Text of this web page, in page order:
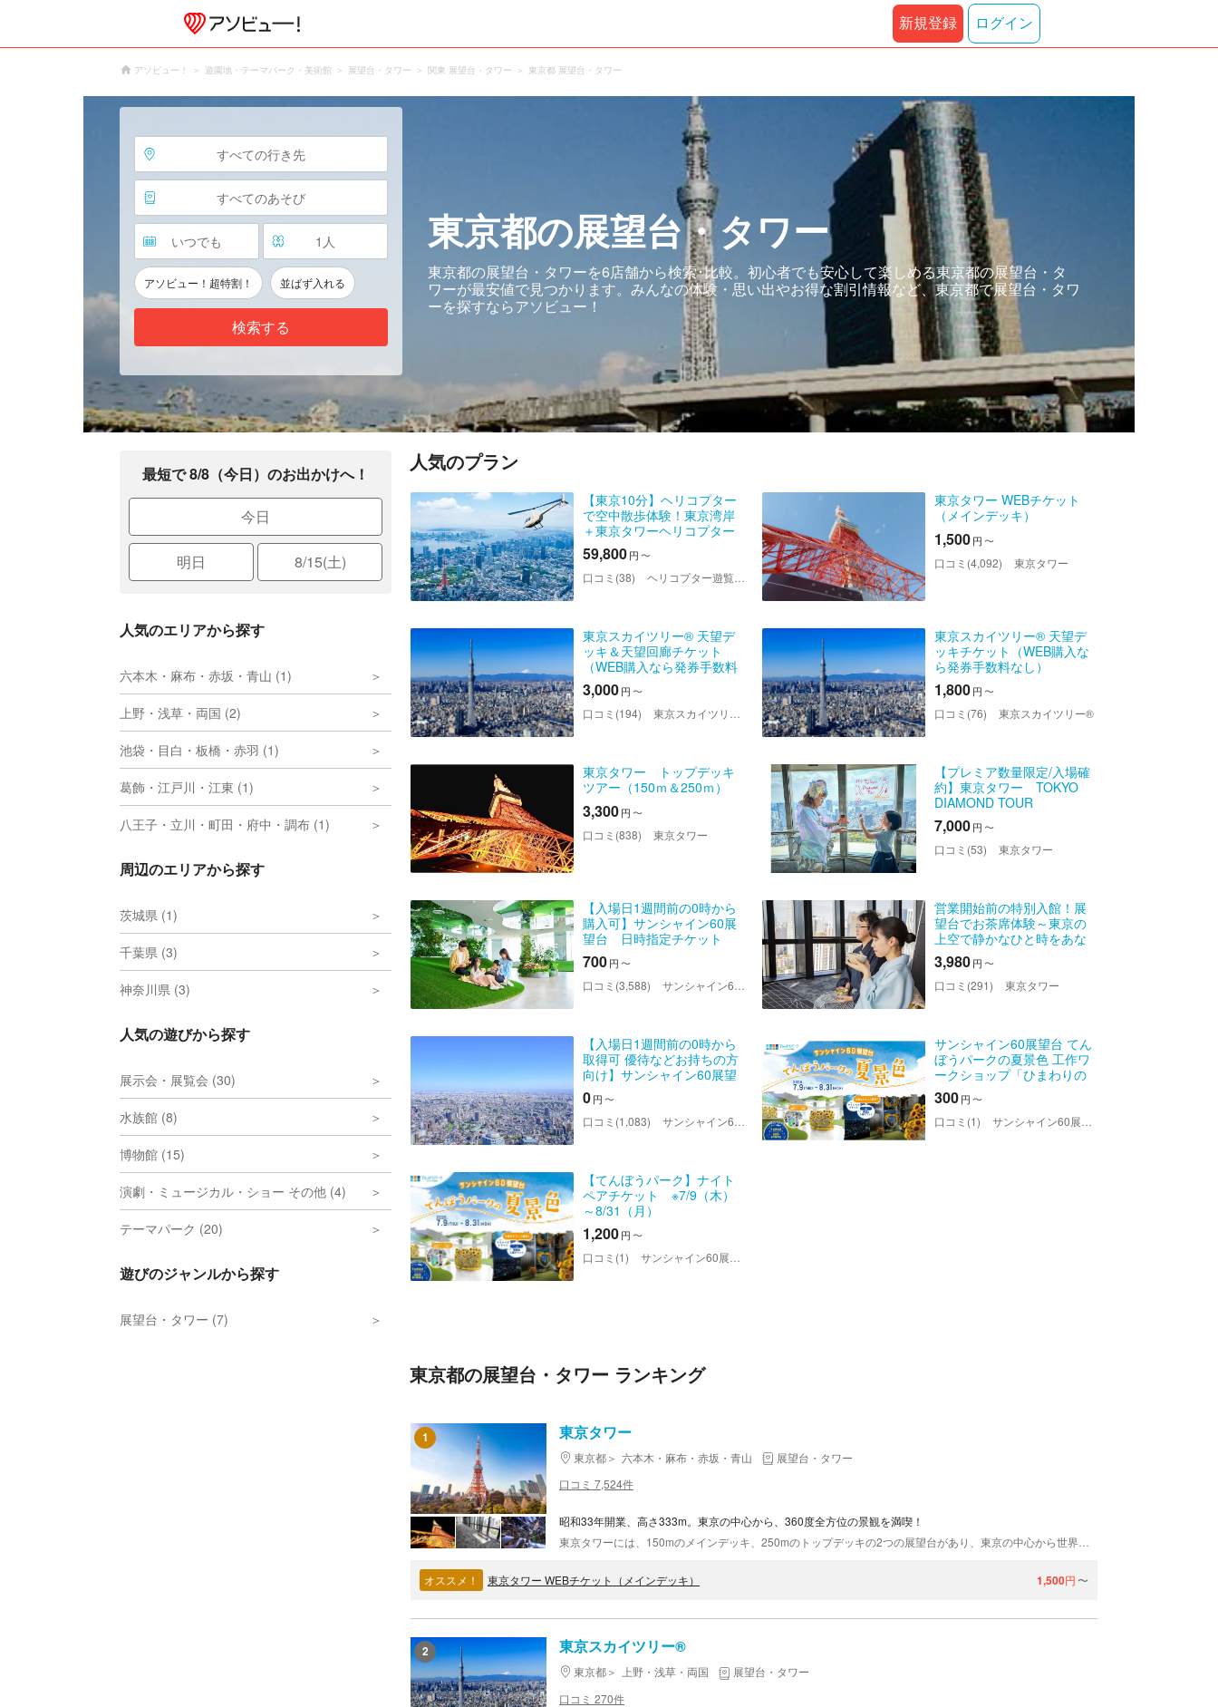
新規登録 ログイン
アソビュー！ 遊園地・テーマパーク・美術館 展望台・タワー 関東 展望台・タワー 東京都 展望台・タワー
すべての行き先
すべてのあそび
いつでも 1 人
アソビュー！超特割！ 並ばず入れる
検索する
東京都の展望台・タワー
東京都の展望台・タワーを6店舗から検索･比較。初心者でも安心して楽しめる東京都の展望台・タ
ワーが最安値で見つかります。みんなの体験・思い出やお得な割引情報など、東京都で展望台・タワ
ーを探すならアソビュー！
最短で 8/8（今日）のお出かけへ！
今日
明日 8/15(土)
人気のエリアから探す
六本木・麻布・赤坂・青山 (1)
上野・浅草・両国 (2)
池袋・目白・板橋・赤羽 (1)
葛飾・江戸川・江東 (1)
八王子・立川・町田・府中・調布 (1)
周辺のエリアから探す
茨城県 (1)
千葉県 (3)
神奈川県 (3)
人気の遊びから探す
展示会・展覧会 (30)
水族館 (8)
博物館 (15)
演劇・ミュージカル・ショー その他 (4)
テーマパーク (20)
遊びのジャンルから探す
展望台・タワー (7)
人気のプラン
【東京10分】ヘリコプター
で空中散歩体験！東京湾岸
＋東京タワーヘリコプター
遊覧(貸切/クルージング)
59,800円 〜
口コミ(38) ヘリコプター遊覧 AIROS Skyview（エアロススカイビュー）
東京タワー WEBチケット
（メインデッキ）
1,500円 〜
口コミ(4,092) 東京タワー
東京スカイツリー® 天望デ
ッキ＆天望回廊チケット
（WEB購入なら発券手数料
なし）
3,000円 〜
口コミ(194) 東京スカイツリー®
東京スカイツリー® 天望デ
ッキチケット（WEB購入な
ら発券手数料なし）
1,800円 〜
口コミ(76) 東京スカイツリー®
東京タワー トップデッキ
ツアー（150ｍ＆250ｍ）
3,300円 〜
口コミ(838) 東京タワー
【プレミア数量限定/入場確
約】東京タワー TOKYO
DIAMOND TOUR
7,000円 〜
口コミ(53) 東京タワー
【入場日1週間前の0時から
購入可】サンシャイン60展
望台 日時指定チケット
700円 〜
口コミ(3,588) サンシャイン60展望台
営業開始前の特別入館！展
望台でお茶席体験～東京の
上空で静かなひと時をあな
たに～
3,980円 〜
口コミ(291) 東京タワー
【入場日1週間前の0時から
取得可 優待などお持ちの方
向け】サンシャイン60展望
台 WEB整理券
0円 〜
口コミ(1,083) サンシャイン60展望台
サンシャイン60展望台 てん
ぼうパークの夏景色 工作ワ
ークショップ「ひまわりの
タネまき体験」日付指定体
験チケット
300円 〜
口コミ(1) サンシャイン60展望台
【てんぼうパーク】ナイト
ペアチケット ※7/9（木）
～8/31（月）
1,200円 〜
口コミ(1) サンシャイン60展望台
東京都の展望台・タワー ランキング
1 東京タワー
東京都 六本木・麻布・赤坂・青山
展望台・タワー
口コミ 7,524件
昭和33年開業、高さ333m。東京の中心から、360度全方位の景観を満喫！
オススメ！ 東京タワー WEBチケット（メインデッキ） 1,500円 〜
2 東京スカイツリー®
東京都 上野・浅草・両国
展望台・タワー
口コミ 270件